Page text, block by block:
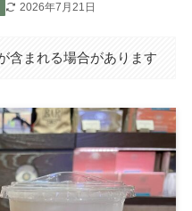
2026年7月21日
含まれる場合があります